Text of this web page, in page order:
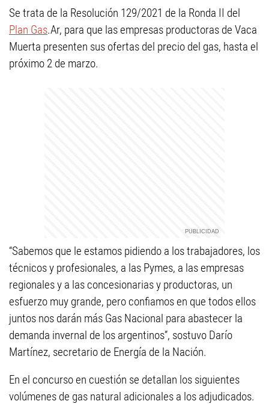
Se trata de la Resolución 129/2021 de la Ronda II del
Plan Gas.Ar, para que las empresas productoras de Vaca
Muerta presenten sus ofertas del precio del gas, hasta el
próximo 2 de marzo.
“Sabemos que le estamos pidiendo a los trabajadores, los
técnicos y profesionales, a las Pymes, a las empresas
regionales y a las concesionarias y productoras, un
esfuerzo muy grande, pero confiamos en que todos ellos
juntos nos darán más Gas Nacional para abastecer la
demanda invernal de los argentinos”, sostuvo Darío
Martínez, secretario de Energía de la Nación.
En el concurso en cuestión se detallan los siguientes
volúmenes de gas natural adicionales a los adjudicados.